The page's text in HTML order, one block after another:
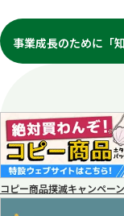
事業成長のために「
コピー商品撲滅キャンペーン